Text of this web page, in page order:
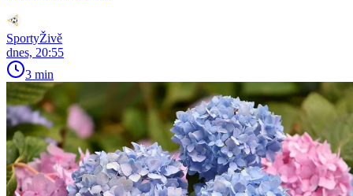
SportyŽivě
dnes, 20:55
3 min